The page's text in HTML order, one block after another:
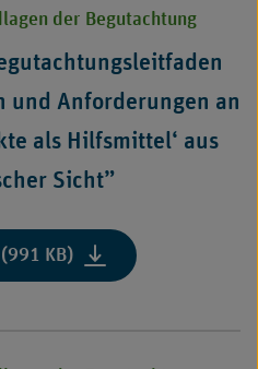
und Anforderungen an
als Hilfsmittel‘ aus
Sicht”
der Begutachtung
KB)